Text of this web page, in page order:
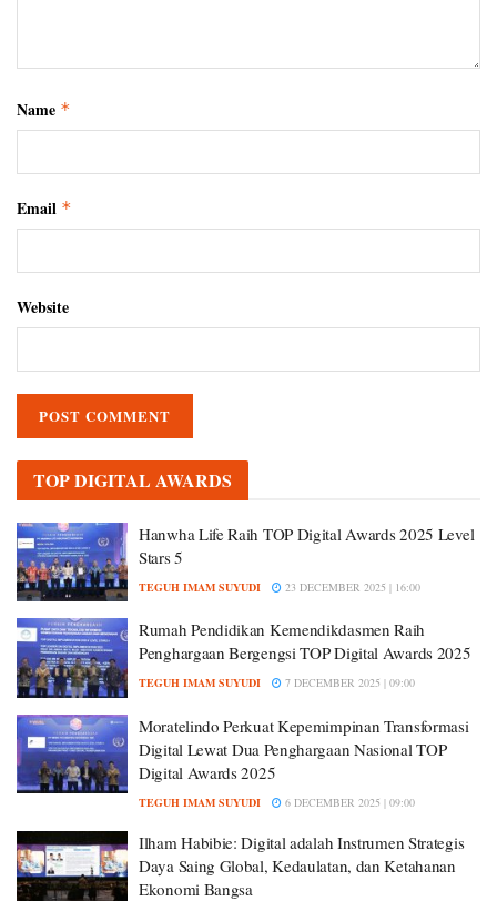
Name *
Email *
Website
TOP DIGITAL AWARDS
Hanwha Life Raih TOP Digital Awards 2025 Level
Stars 5
TEGUH IMAM SUYUDI 23 DECEMBER 2025 | 16:00
Rumah Pendidikan Kemendikdasmen Raih
Penghargaan Bergengsi TOP Digital Awards 2025
TEGUH IMAM SUYUDI 7 DECEMBER 2025 | 09:00
Moratelindo Perkuat Kepemimpinan Transformasi
Digital Lewat Dua Penghargaan Nasional TOP
Digital Awards 2025
TEGUH IMAM SUYUDI 6 DECEMBER 2025 | 09:00
Ilham Habibie: Digital adalah Instrumen Strategis
Daya Saing Global, Kedaulatan, dan Ketahanan
Ekonomi Bangsa